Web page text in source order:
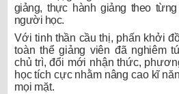
giảng, thực hành giảng theo
người học.
Với tinh thần cầu thị, phấn khởi
toàn thể giảng viên đã nghiêm
chủ trì, đổi mới nhận thức,
học tích cực nhằm nâng cao kĩ
mọi mặt.